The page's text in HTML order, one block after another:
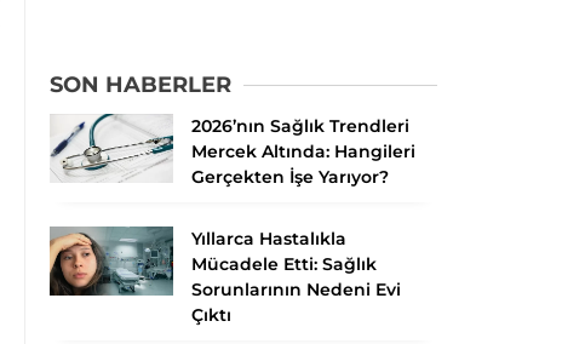
SON HABERLER
2026’nın Sağlık Trendleri
Mercek Altında: Hangileri
Gerçekten İşe Yarıyor?
Yıllarca Hastalıkla
Mücadele Etti: Sağlık
Sorunlarının Nedeni Evi
Çıktı